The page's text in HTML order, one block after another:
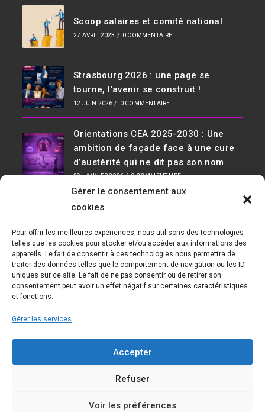
Gérer le consentement aux
cookies
Pour offrir les meilleures expériences, nous utilisons des technologies
telles que les cookies pour stocker et/ou accéder aux informations des
appareils. Le fait de consentir à ces technologies nous permettra de
traiter des données telles que le comportement de navigation ou les ID
uniques sur ce site. Le fait de ne pas consentir ou de retirer son
consentement peut avoir un effet négatif sur certaines caractéristiques
et fonctions.
Gérer les services
Accepter
Refuser
Voir les préférences
Scoop salaires et comité national
27 AVRIL 2023 / 0 COMMENTAIRE
Strasbourg 2026 : une page se
tourne, l’avenir se construit !
12 JUIN 2026 / 0 COMMENTAIRE
Orientations CEA 2025-2030 : Une
ambition de façade face à une cure
d’austérité qui ne dit pas son nom
29 JANVIER 2026 / 0 COMMENTAIRE
Infos De Contact
D36, 91190 Saclay Bât 534
Téléphone :
01 69 08 30 04